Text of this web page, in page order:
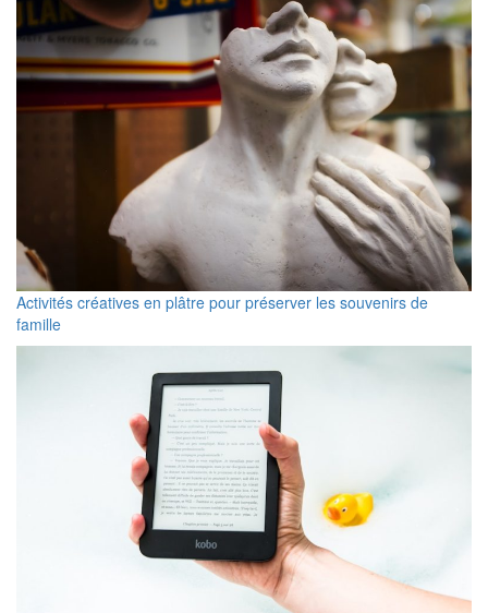
Activités créatives en plâtre pour préserver les souvenirs de
famille